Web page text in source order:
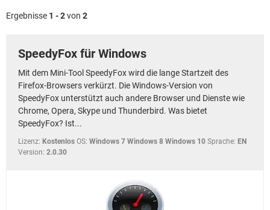
Ergebnisse 1 - 2von 2
SpeedyFox für Windows
Mit dem Mini-Tool SpeedyFox wird die lange Startzeit des
Firefox-Browsers verkürzt. Die Windows-Version von
SpeedyFox unterstützt auch andere Browser und Dienste wie
Chrome, Opera, Skype und Thunderbird. Was bietet
SpeedyFox? Ist...
Lizenz: Kostenlos OS: Windows 7 Windows 8 Windows 10 Sprache: EN
Version: 2.0.30